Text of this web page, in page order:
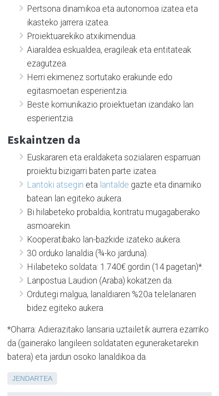
Pertsona dinamikoa eta autonomoa izatea eta
ikasteko jarrera izatea.
Proiektuarekiko atxikimendua.
Aiaraldea eskualdea, eragileak eta entitateak
ezagutzea.
Herri ekimenez sortutako erakunde edo
egitasmoetan esperientzia.
Beste komunikazio proiektuetan izandako lan
esperientzia.
Eskaintzen da
Euskararen eta eraldaketa sozialaren esparruan
proiektu bizigarri baten parte izatea.
Lantoki atsegin eta lantalde gazte eta dinamiko
batean lan egiteko aukera.
Bi hilabeteko probaldia, kontratu mugagaberako
asmoarekin.
Kooperatibako lan-bazkide izateko aukera.
30 orduko lanaldia (¾-ko jarduna).
Hilabeteko soldata: 1.740€ gordin (14 pagetan)*.
Lanpostua Laudion (Araba) kokatzen da.
Ordutegi malgua, lanaldiaren %20a telelanaren
bidez egiteko aukera.
*Oharra: Adierazitako lansaria uztailetik aurrera ezarriko
da (gainerako langileen soldataten eguneraketarekin
batera) eta jardun osoko lanaldikoa da.
JENDARTEA